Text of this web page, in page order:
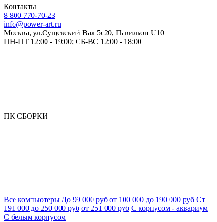
Контакты
8 800 770-70-23
info@power-art.ru
Москва, ул.Сущевский Вал 5с20, Павильон U10
ПН-ПТ 12:00 - 19:00; СБ-ВС 12:00 - 18:00
ПК СБОРКИ
Все компьютеры До 99 000 руб от 100 000 до 190 000 руб От
191 000 до 250 000 руб от 251 000 руб С корпусом - аквариум
С белым корпусом